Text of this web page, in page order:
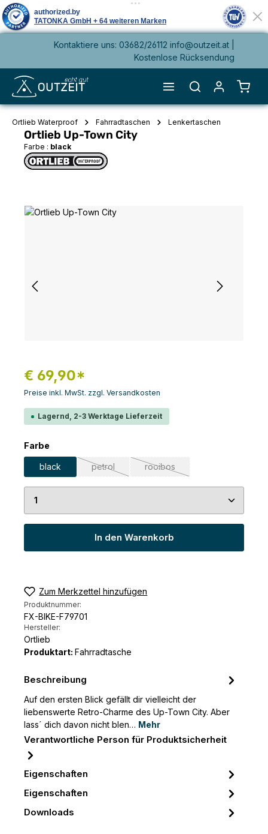
springenKontaktiere uns: 03682/26112 info@outzeit.at |
Kostenlose Rücksendung
Ortlieb Waterproof Fahrradtaschen Lenkertaschen
Ortlieb Up-Town City
Farbe : black
Bildergalerie überspringen
€ 69,90*
Preise inkl. MwSt. zzgl. Versandkosten
Lagernd, 2-3 Werktage Lieferzeit
Farbeauswählen
black petrol
(Diese Option ist zurzeit nicht verfügbar.)
rooibos
(Diese Option ist zurzeit nicht
Produkt Anzahl: Gib den gewünschten Wert
In den Warenkorb
Zum Merkzettel hinzufügen
Produktnummer:
FX-BIKE-F79701
Hersteller:
Ortlieb
Produktart: Fahrradtasche
Beschreibung
Auf den ersten Blick gefällt dir vielleicht der
liebenswerte Retro-Charme des Up-Town City. Aber
lass´ dich davon nicht blen… Mehr
Verantwortliche Person für Produktsicherheit
Eigenschaften
Eigenschaften
Downloads